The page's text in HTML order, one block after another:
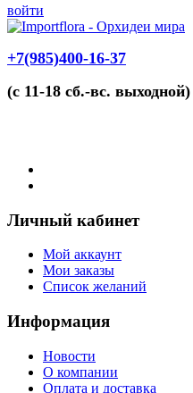
войти
+7(985)400-16-37
(с 11-18 сб.-вс. выходной)
Личный кабинет
Мой аккаунт
Мои заказы
Список желаний
Информация
Новости
О компании
Оплата и доставка